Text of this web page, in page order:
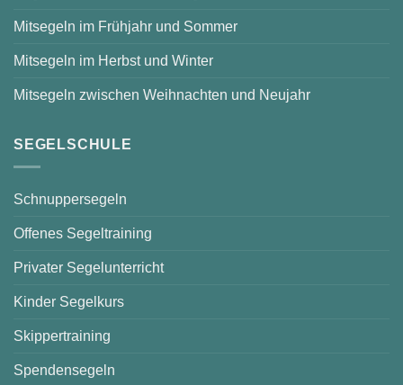
Mitsegeln im Frühjahr und Sommer
Mitsegeln im Herbst und Winter
Mitsegeln zwischen Weihnachten und Neujahr
SEGELSCHULE
Schnuppersegeln
Offenes Segeltraining
Privater Segelunterricht
Kinder Segelkurs
Skippertraining
Spendensegeln